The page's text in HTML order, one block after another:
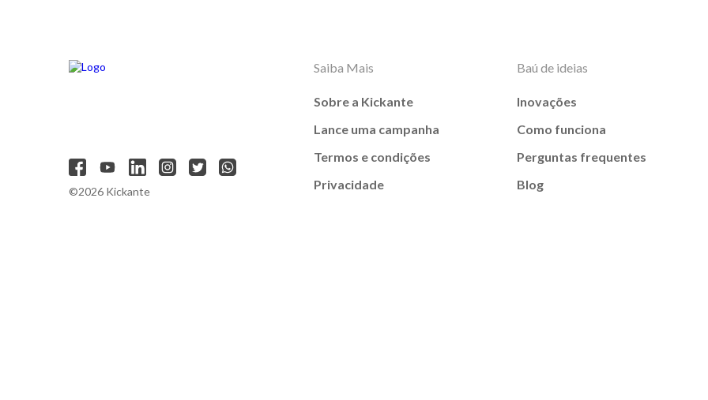
©2026 Kickante
Saiba Mais
Sobre a Kickante
Lance uma campanha
Termos e condições
Privacidade
Baú de ideias
Inovações
Como funciona
Perguntas frequentes
Blog